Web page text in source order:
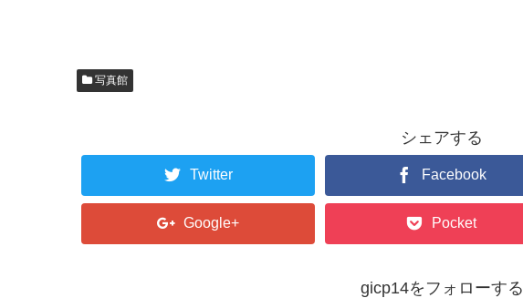
写真館
シェアする
Twitter Facebook
Google+ Pocket
gicp14をフォローする